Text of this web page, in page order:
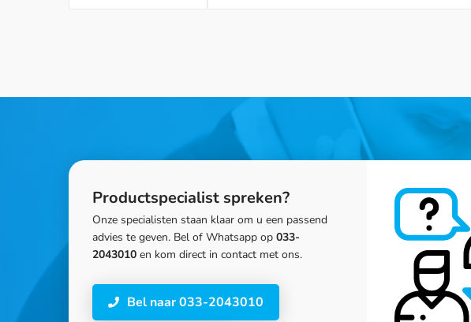
Productspecialist spreken?
Onze specialisten staan klaar om u een passend
advies te geven. Bel of Whatsapp op 033-
2043010 en kom direct in contact met ons.
Bel naar 033-2043010